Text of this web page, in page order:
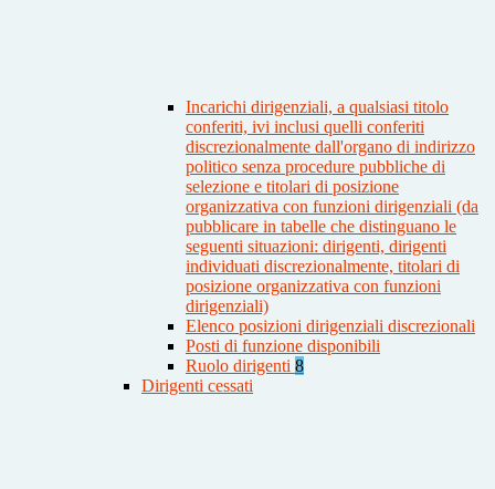
Incarichi dirigenziali, a qualsiasi titolo
conferiti, ivi inclusi quelli conferiti
discrezionalmente dall'organo di indirizzo
politico senza procedure pubbliche di
selezione e titolari di posizione
organizzativa con funzioni dirigenziali (da
pubblicare in tabelle che distinguano le
seguenti situazioni: dirigenti, dirigenti
individuati discrezionalmente, titolari di
posizione organizzativa con funzioni
dirigenziali)
Elenco posizioni dirigenziali discrezionali
Posti di funzione disponibili
Ruolo dirigenti 8
Dirigenti cessati